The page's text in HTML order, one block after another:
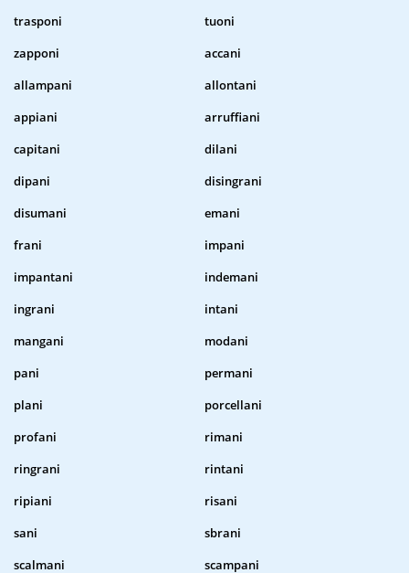
trasponi
tuoni
zapponi
accani
allampani
allontani
appiani
arruffiani
capitani
dilani
dipani
disingrani
disumani
emani
frani
impani
impantani
indemani
ingrani
intani
mangani
modani
pani
permani
plani
porcellani
profani
rimani
ringrani
rintani
ripiani
risani
sani
sbrani
scalmani
scampani